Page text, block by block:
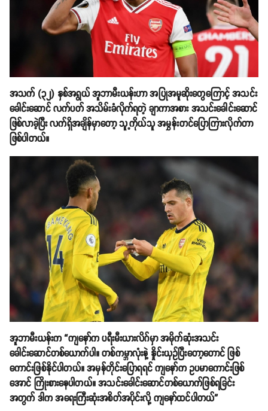
အသက် (၃၂) နှစ်အရွယ် အူဘာမီးယန်းဟာ အပြုအမူဆိုးတွေကြောင့် အသင်း
ခေါင်းဆောင် လက်ပတ် အသိမ်းခံလိုက်ရတဲ့ ချာကာအစား အသင်းခေါင်းဆောင်
ဖြစ်လာခဲ့ပြီး လက်ရှိအချိန်မှာတော့ သူ့ကိုယ်သူ အမွှန်းတင်ပြောကြားလိုက်တာ
ဖြစ်ပါတယ်။
အူဘာမီးယန်းက “ကျနော်က ပရီးမီးယားလိဂ်မှာ အမိုက်ဆုံးအသင်း
ခေါင်းဆောင်တစ်ယောက်ပါ။ တစ်ကမ္ဘာလုံးနဲ့ နှိုင်းယှဥ်ပြီးတော့တောင် ဖြစ်
ကောင်းဖြစ်နိုင်ပါတယ်။ အမှန်တိုင်းပြောရရင် ကျနော်က ဥပမာကောင်းဖြစ်
အောင် ကြိုးစားနေပါတယ်။ အသင်းခေါင်းဆောင်တစ်ယောက်ဖြစ်ရခြင်း
အတွက် ဒါက အရေးကြီးဆုံးအစိတ်အပိုင်းလို့ ကျနော်ထင်ပါတယ်”